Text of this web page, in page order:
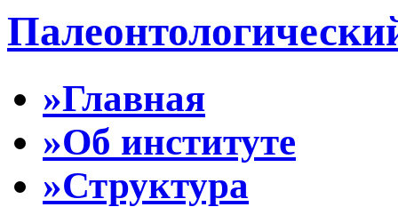
»Главная
»Об институте
»Структура